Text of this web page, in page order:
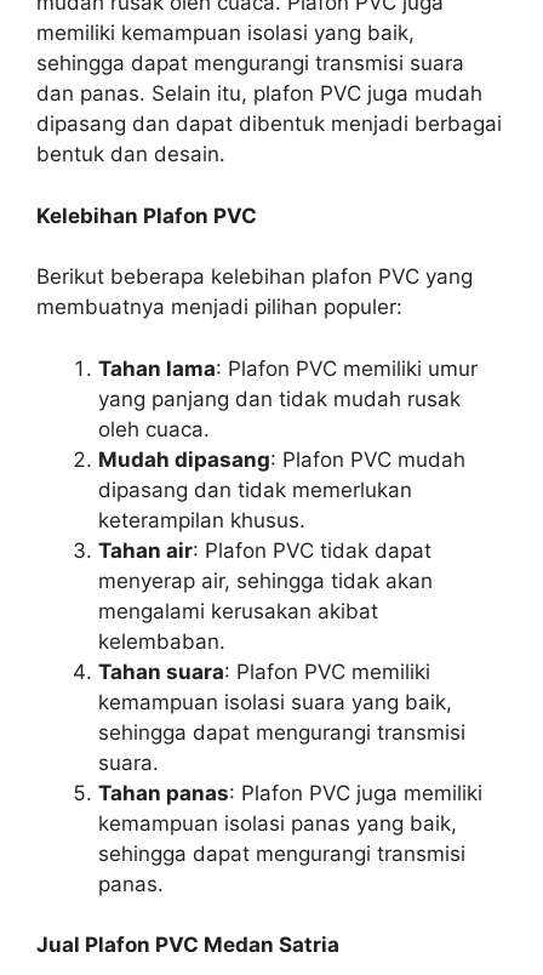
memiliki kemampuan isolasi yang baik,
sehingga dapat mengurangi transmisi suara
dan panas. Selain itu, plafon PVC juga mudah
dipasang dan dapat dibentuk menjadi berbagai
bentuk dan desain.
Kelebihan Plafon PVC
Berikut beberapa kelebihan plafon PVC yang
membuatnya menjadi pilihan populer:
Tahan lama: Plafon PVC memiliki umur
yang panjang dan tidak mudah rusak
oleh cuaca.
Mudah dipasang: Plafon PVC mudah
dipasang dan tidak memerlukan
keterampilan khusus.
Tahan air: Plafon PVC tidak dapat
menyerap air, sehingga tidak akan
mengalami kerusakan akibat
kelembaban.
Tahan suara: Plafon PVC memiliki
kemampuan isolasi suara yang baik,
sehingga dapat mengurangi transmisi
suara.
Tahan panas: Plafon PVC juga memiliki
kemampuan isolasi panas yang baik,
sehingga dapat mengurangi transmisi
panas.
Jual Plafon PVC Medan Satria